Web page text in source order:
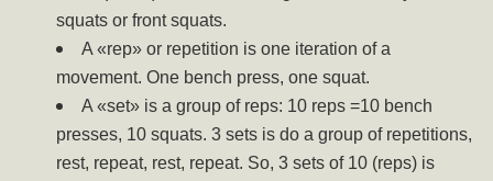
squats or front squats.
A «rep» or repetition is one iteration of a
movement. One bench press, one squat.
A «set» is a group of reps: 10 reps =10 bench
presses, 10 squats. 3 sets is do a group of repetitions,
rest, repeat, rest, repeat. So, 3 sets of 10 (reps) is